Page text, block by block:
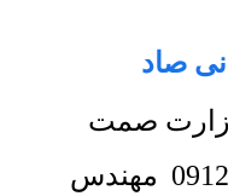
صاد
وزارت صمت
مهندس